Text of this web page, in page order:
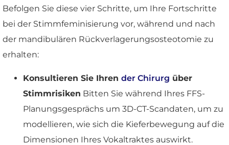
Befolgen Sie diese vier Schritte, um Ihre Fortschritte
bei der Stimmfeminisierung vor, während und nach
der mandibulären Rückverlagerungsosteotomie zu
erhalten:
Konsultieren Sie Ihren der Chirurg über
Stimmrisiken Bitten Sie während Ihres FFS-
Planungsgesprächs um 3D-CT-Scandaten, um zu
modellieren, wie sich die Kieferbewegung auf die
Dimensionen Ihres Vokaltraktes auswirkt.